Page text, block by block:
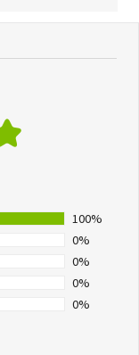
100%
0%
0%
0%
0%